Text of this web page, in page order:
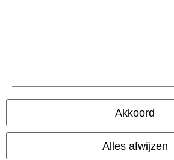
Akkoord
Alles afwijzen
Alle prijzen incl.wettelijke BTW
© 1986-2026 Large Popmerchandising B.V.